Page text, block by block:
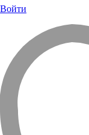
Войти